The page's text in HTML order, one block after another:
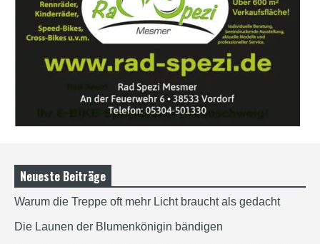
Neueste Beiträge
Warum die Treppe oft mehr Licht braucht als gedacht
Die Launen der Blumenkönigin bändigen